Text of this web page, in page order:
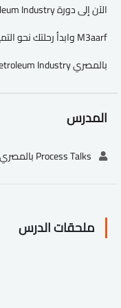
بالمصري Equipment Used in the Petroleum Industry
المدرس
ملحقات الدرس